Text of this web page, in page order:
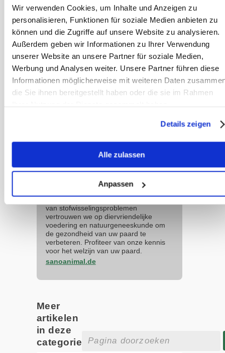
Wir verwenden Cookies, um Inhalte und Anzeigen zu
personalisieren, Funktionen für soziale Medien anbieten zu
können und die Zugriffe auf unsere Website zu analysieren.
Außerdem geben wir Informationen zu Ihrer Verwendung
unserer Website an unsere Partner für soziale Medien,
Werbung und Analysen weiter. Unsere Partner führen diese
Informationen möglicherweise mit weiteren Daten
die Sie ihnen bereitgestellt haben oder die sie im Rahmen
Details zeigen
Alle zulassen
Anpassen
overwogen. Deze reflecteren de
infrarode straling die door het
lichaamsweefsel wordt uitgezonden en
zorgen zo voor een verwarmend effect
dat kan helpen bij het
gewrichtscomfort.
ervaren team van
gespecialiseerd in
voederadviezen en geïntegreerde
diertherapieën voor paarden. Met
uitgebreide ervaring in de behandeling
van stofwisselingsproblemen
vertrouwen we op diervriendelijke
voedering en natuurgeneeskunde om
de gezondheid van uw paard te
verbeteren. Profiteer van onze kennis
voor het welzijn van uw paard.
sanoanimal.de
Meer
artikelen
in deze
categorie